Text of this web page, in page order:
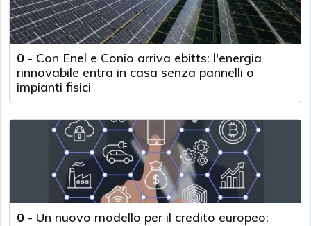
0 - Con Enel e Conio arriva ebitts: l'energia
rinnovabile entra in casa senza pannelli o
impianti fisici
0 - Un nuovo modello per il credito europeo: